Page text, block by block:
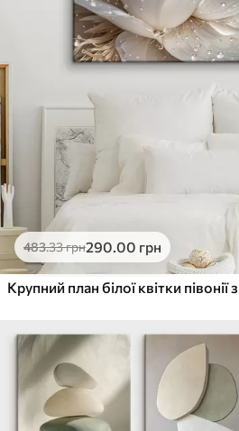
483.33грн290.00 грн